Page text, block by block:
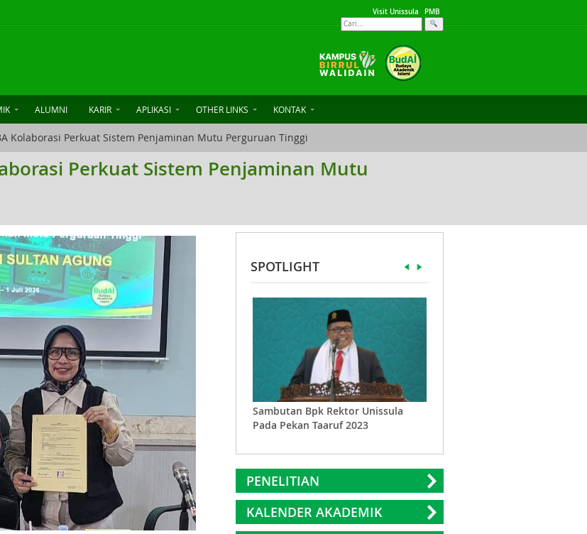
Visit Unissula PMB
ALUMNI KARIR APLIKASI OTHER LINKS KONTAK
Kolaborasi Perkuat Sistem Penjaminan Mutu Perguruan Tinggi
Perkuat Sistem Penjaminan Mutu
SPOTLIGHT
Sambutan Bpk Rektor Unissula
Pada Pekan Taaruf 2023
PENELITIAN
KALENDER AKADEMIK